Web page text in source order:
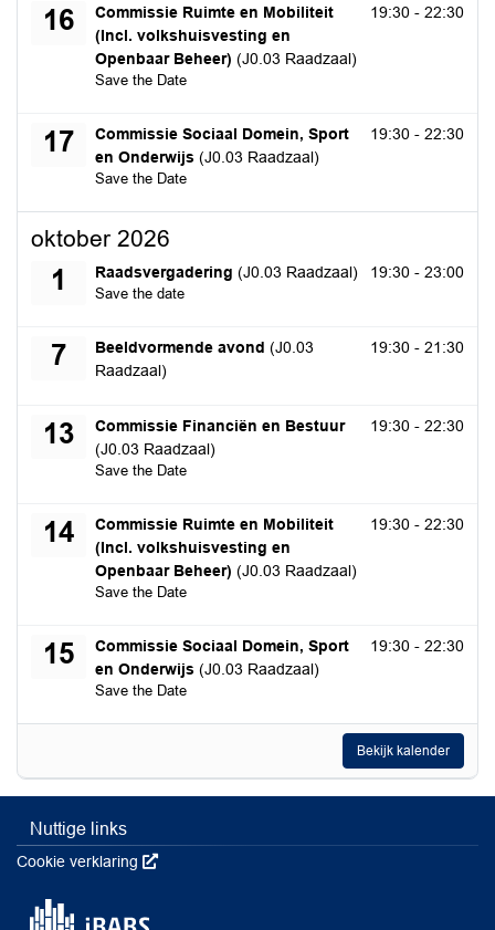
16
Commissie Ruimte en Mobiliteit
(Incl. volkshuisvesting en
Openbaar Beheer) (J0.03 Raadzaal)
Save the Date
woensdag 16 september 2026 19:30 - 22:30
17
Commissie Sociaal Domein, Sport
en Onderwijs (J0.03 Raadzaal)
Save the Date
donderdag 17 september 2026 19:30 - 22:30
oktober 2026
1 Raadsvergadering (J0.03 Raadzaal)
Save the date
donderdag 1 oktober 2026 19:30 - 23:00
7 Beeldvormende avond (J0.03
Raadzaal)
woensdag 7 oktober 2026 19:30 - 21:30
13
Commissie Financiën en Bestuur
(J0.03 Raadzaal)
Save the Date
dinsdag 13 oktober 2026 19:30 - 22:30
14
Commissie Ruimte en Mobiliteit
(Incl. volkshuisvesting en
Openbaar Beheer) (J0.03 Raadzaal)
Save the Date
woensdag 14 oktober 2026 19:30 - 22:30
15
Commissie Sociaal Domein, Sport
en Onderwijs (J0.03 Raadzaal)
Save the Date
donderdag 15 oktober 2026 19:30 - 22:30
Bekijk kalender
Nuttige links
Cookie verklaring Deze link wordt in een nieuw venster geopend